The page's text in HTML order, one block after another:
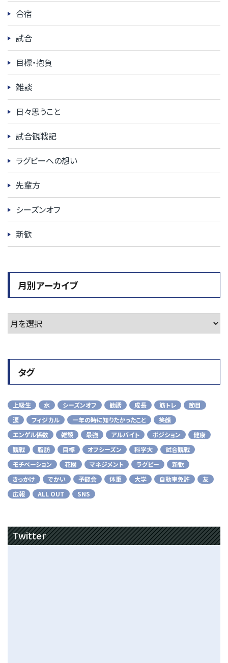
合宿
試合
目標・抱負
雑談
日々思うこと
試合観戦記
ラグビーへの想い
先輩方
シーズンオフ
新歓
月別アーカイブ
タグ
上級生 水 シーズンオフ 勧誘 成長 筋トレ
節目
涙
フィジカル 一年の時に知りたかったこと
笑顔
エンゲル係数
雑談 最強 アルバイト ポジション
健康
観戦
脂肪 目標 オフシーズン 科学大
試合観戦
モチベーション
花園 マネジメント ラグビー
新歓
きっかけ
でかい 予餞会 体重 大学 自動車免許
友
広報
ALL OUT SNS
Twitter